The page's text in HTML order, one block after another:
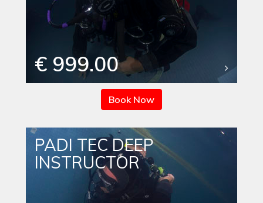
€ 999.00
Book Now
PADI TEC DEEP
INSTRUCTOR